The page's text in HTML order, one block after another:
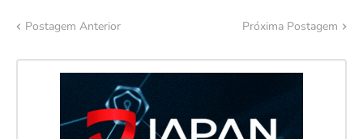
Postagem Anterior Próxima Postagem